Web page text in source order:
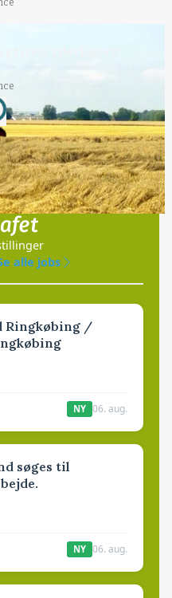
med
alle jobs
Ringkøbing /
NY 06. aug.
søges til
NY 06. aug.